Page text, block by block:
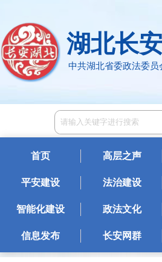
湖北长
中共湖北省委政法委员
首页 高层之声
平安建设 法治建设
智能化建设 政法文化
信息发布 长安网群